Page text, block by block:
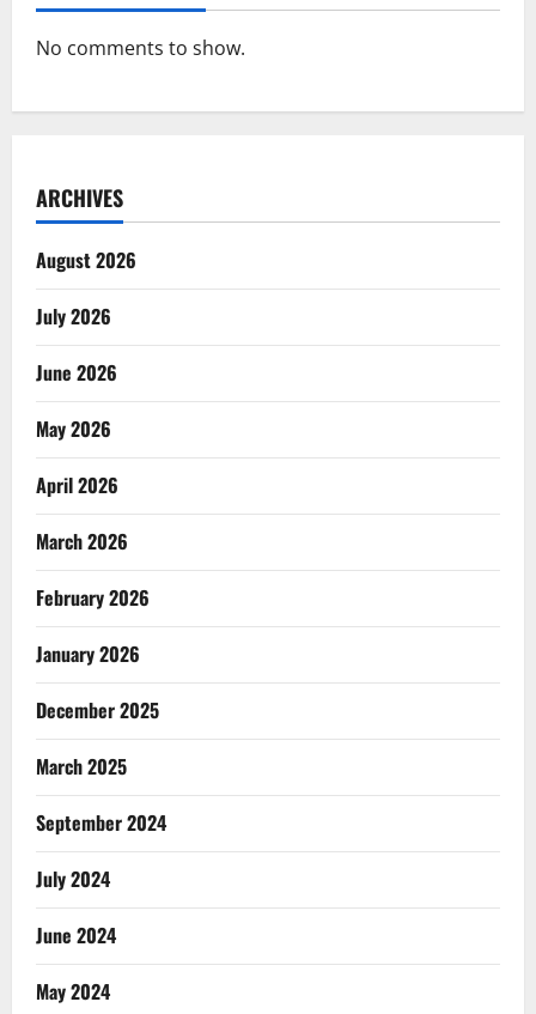
No comments to show.
ARCHIVES
August 2026
July 2026
June 2026
May 2026
April 2026
March 2026
February 2026
January 2026
December 2025
March 2025
September 2024
July 2024
June 2024
May 2024